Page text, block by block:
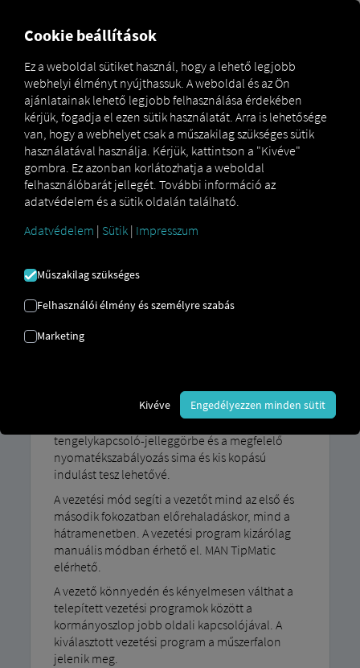
Marketplace
MAN
DigitalServices
MAN
Now
MAN TipMatic
Manoeuvre
Regisztráljon és foglaljon most
MANŐVER
Vezetési program: Tolatás
stratégiája MAN TipMatic A Maneuvre rendszert
kifejezetten teherautók vagy félpótkocsik lassú
manőverezéséhez tervezték. Az adaptált
tengelykapcsoló-jelleggörbe és a megfelelő
nyomatékszabályozás sima és kis kopású
indulást tesz lehetővé.
A vezetési mód segíti a vezetőt mind az első és
második fokozatban előrehaladáskor, mind a
hátramenetben. A vezetési program kizárólag
manuális módban érhető el. MAN TipMatic
elérhető.
A vezető könnyedén és kényelmesen válthat a
telepített vezetési programok között a
kormányoszlop jobb oldali kapcsolójával. A
kiválasztott vezetési program a műszerfalon
jelenik meg.
Cookie beállítások
Ez a weboldal sütiket használ, hogy a lehető legjobb
webhelyi élményt nyújthassuk. A weboldal és az Ön
ajánlatainak lehető legjobb felhasználása érdekében
kérjük, fogadja el ezen sütik használatát. Arra is lehetősége
van, hogy a webhelyet csak a műszakilag szükséges sütik
használatával használja. Kérjük, kattintson a "Kivéve"
gombra. Ez azonban korlátozhatja a weboldal
felhasználóbarát jellegét. További információ az
adatvédelem és a sütik oldalán található.
Adatvédelem | Sütik | Impresszum
Műszakilag szükséges
Felhasználói élmény és személyre szabás
Marketing
Kivéve Engedélyezzen minden sütit